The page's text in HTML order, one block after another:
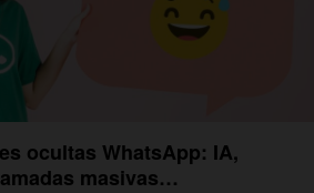
ocultas WhatsApp: IA,
masivas…